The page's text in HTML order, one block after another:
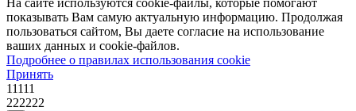
На сайте используются cookie-файлы, которые помогают
показывать Вам самую актуальную информацию. Продолжая
пользоваться сайтом, Вы даете согласие на использование
ваших данных и cookie-файлов.
Подробнее о правилах использования cookie
Принять
11111
222222